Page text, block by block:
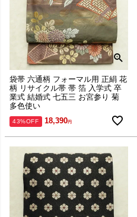
袋帯 六通柄 フォーマル用 正絹 花
柄 リサイクル帯 帯 箔 入学式 卒
業式 結婚式 七五三 お宮参り 菊
多色使い
43%OFF 18,390